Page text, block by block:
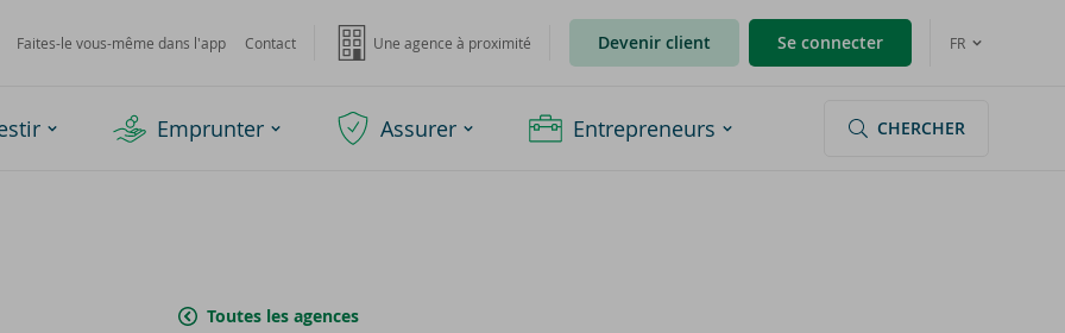
Faites-le vous-même dans l'app Contact Une agence à proximité Devenir client Se connecter FR
Emprunter Assurer Entrepreneurs CHERCHER
Toutes les agences